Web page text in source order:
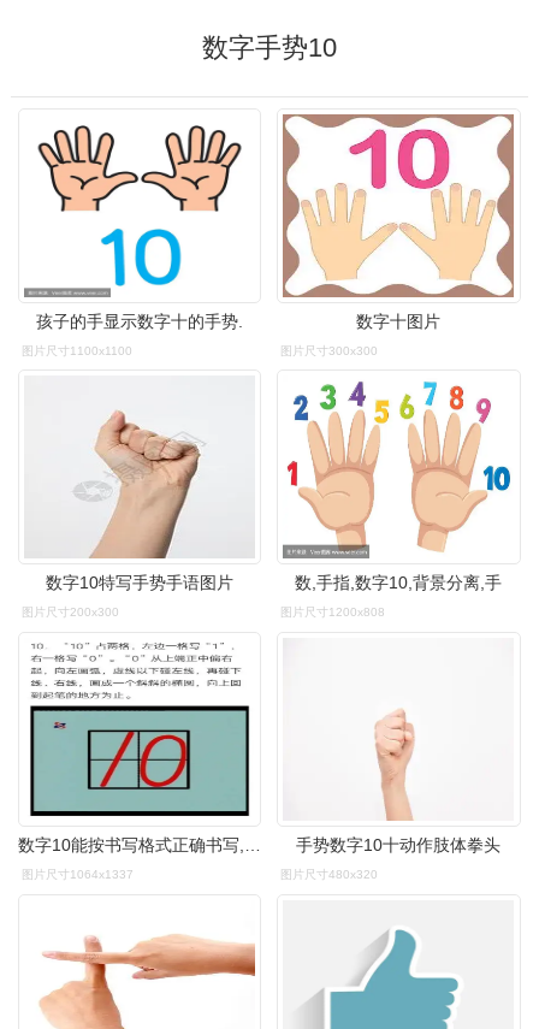
数字手势10
孩子的手显示数字十的手势.
图片尺寸1100x1100
数字十图片
图片尺寸300x300
数字10特写手势手语图片
图片尺寸200x300
数,手指,数字10,背景分离,手
图片尺寸1200x808
图片尺寸1064x1337
手势数字10十动作肢体拳头
图片尺寸480x320